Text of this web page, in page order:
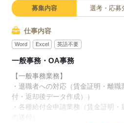
募集内容 選考・応募
仕事内容
Word Excel 英語不要
一般事務・OA事務
【一般事務業務】
・退職者への対応（賃金証明・離
付・返却後データ作成））
・各種給付金申請業務（賃金証明